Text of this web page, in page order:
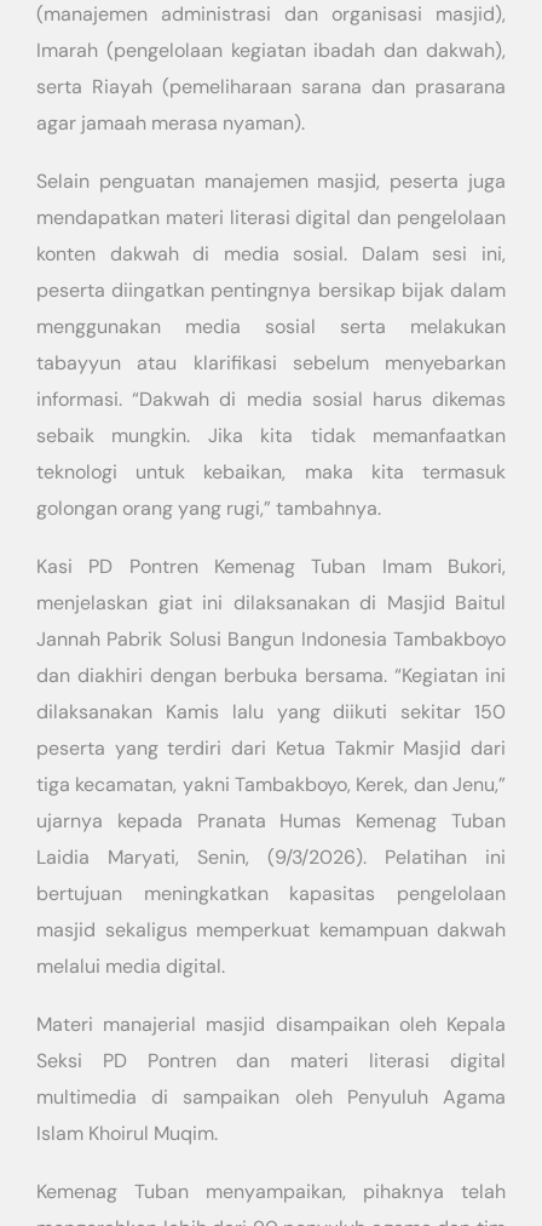
(manajemen administrasi dan organisasi masjid),
Imarah (pengelolaan kegiatan ibadah dan dakwah),
serta Riayah (pemeliharaan sarana dan prasarana
agar jamaah merasa nyaman).
Selain penguatan manajemen masjid, peserta juga
mendapatkan materi literasi digital dan pengelolaan
konten dakwah di media sosial. Dalam sesi ini,
peserta diingatkan pentingnya bersikap bijak dalam
menggunakan media sosial serta melakukan
tabayyun atau klarifikasi sebelum menyebarkan
informasi. “Dakwah di media sosial harus dikemas
sebaik mungkin. Jika kita tidak memanfaatkan
teknologi untuk kebaikan, maka kita termasuk
golongan orang yang rugi,” tambahnya.
Kasi PD Pontren Kemenag Tuban Imam Bukori,
menjelaskan giat ini dilaksanakan di Masjid Baitul
Jannah Pabrik Solusi Bangun Indonesia Tambakboyo
dan diakhiri dengan berbuka bersama. “Kegiatan ini
dilaksanakan Kamis lalu yang diikuti sekitar 150
peserta yang terdiri dari Ketua Takmir Masjid dari
tiga kecamatan, yakni Tambakboyo, Kerek, dan Jenu,”
ujarnya kepada Pranata Humas Kemenag Tuban
Laidia Maryati, Senin, (9/3/2026). Pelatihan ini
bertujuan meningkatkan kapasitas pengelolaan
masjid sekaligus memperkuat kemampuan dakwah
melalui media digital.
Materi manajerial masjid disampaikan oleh Kepala
Seksi PD Pontren dan materi literasi digital
multimedia di sampaikan oleh Penyuluh Agama
Islam Khoirul Muqim.
Kemenag Tuban menyampaikan, pihaknya telah